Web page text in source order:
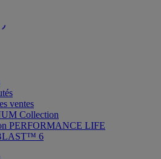
ventes
Collection
PERFORMANCE LIFE
6